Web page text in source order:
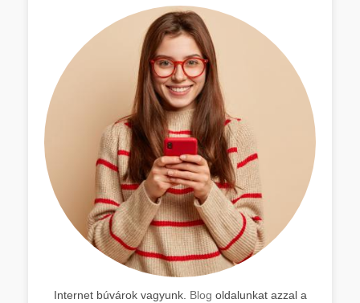
Internet búvárok vagyunk. Blog oldalunkat azzal a